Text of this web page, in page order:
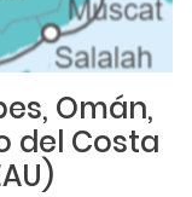
Omán,
del Costa